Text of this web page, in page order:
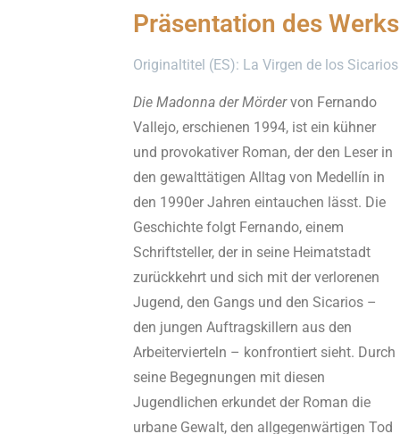
Präsentation des Werks
Originaltitel (ES): La Virgen de los Sicarios
Die Madonna der Mördervon Fernando
Vallejo, erschienen 1994, ist ein kühner
und provokativer Roman, der den Leser in
den gewalttätigen Alltag von Medellín in
den 1990er Jahren eintauchen lässt. Die
Geschichte folgt Fernando, einem
Schriftsteller, der in seine Heimatstadt
zurückkehrt und sich mit der verlorenen
Jugend, den Gangs und den Sicarios –
den jungen Auftragskillern aus den
Arbeitervierteln – konfrontiert sieht. Durch
seine Begegnungen mit diesen
Jugendlichen erkundet der Roman die
urbane Gewalt, den allgegenwärtigen Tod